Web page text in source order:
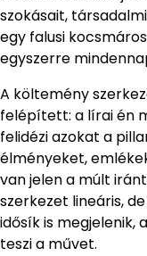
szokásait,
egy falusi
egyszerre
A költemény
felépített: a lírai én
felidézi azokat a
élményeket,
van jelen a múlt
szerkezet lineáris,
idősík is megjelenik,
teszi a művet.